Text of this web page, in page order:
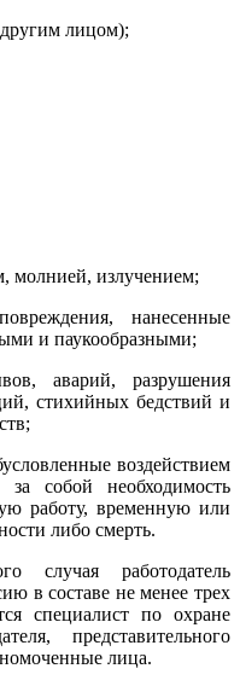
лицом);
молнией, излучением;
нанесенные
и паукообразными;
аварий, разрушения
стихийных бедствий и
воздействием
собой необходимость
работу, временную или
либо смерть.
случая работодатель
в составе не менее трех
специалист по охране
представительного
лица.